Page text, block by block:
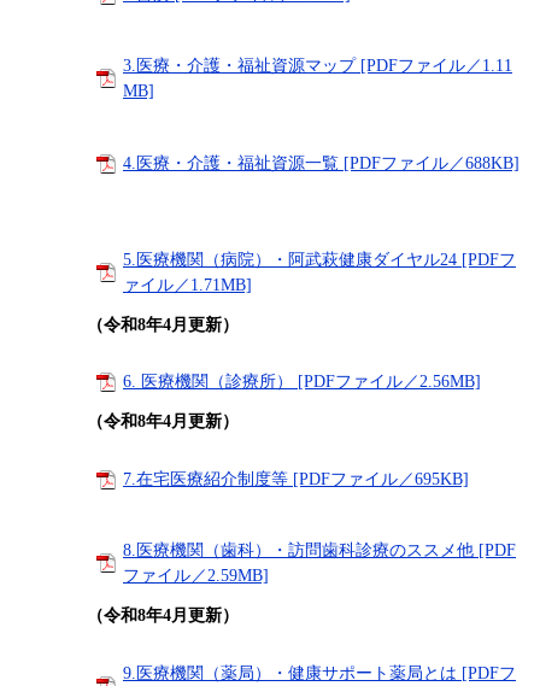
3.医療・介護・福祉資源マップ [PDFファイル／1.11
MB]
4.医療・介護・福祉資源一覧 [PDFファイル／688KB]
5.医療機関（病院）・阿武萩健康ダイヤル24 [PDFフ
ァイル／1.71MB]
（令和8年4月更新）
6. 医療機関（診療所） [PDFファイル／2.56MB]
（令和8年4月更新）
7.在宅医療紹介制度等 [PDFファイル／695KB]
8.医療機関（歯科）・訪問歯科診療のススメ他 [PDF
ファイル／2.59MB]
（令和8年4月更新）
9.医療機関（薬局）・健康サポート薬局とは [PDFフ